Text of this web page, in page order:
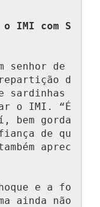
o IMI com S
senhor de
d
sardinhas
o IMI. “É
bem gorda
de qu
aprec
e a fo
ainda não